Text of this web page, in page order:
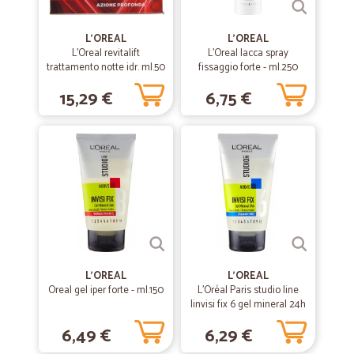
24/05/2020
—Gabriella P.
Siete molto…
Siete molto professionali,attenti,puntuali e affidabili Grazie mille. Alla
prossima!!!
Ottimo!!! Tutto perfetto, professionisti e veloci nelle consegne ! Grazie
—Gaetano A.
Tutto perfetto e in più mi hanno…
Natale. Grazieeeeeee
10/06/2019
Michele D.
L'OREAL
L'Oreal revitalift
trattamento notte idr. ml.50
15,29 €
L'OREAL
L'Oreal lacca spray
fissaggio forte - ml.250
6,75 €
L'OREAL
Oreal gel iper forte - ml.150
6,49 €
L'OREAL
L'Oréal Paris studio line
Iinvisi fix 6 gel mineral 24h
6,29 €